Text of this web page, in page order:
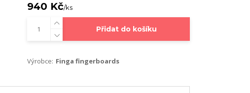
940 Kč/ks
Přidat do košíku
Výrobce: Finga fingerboards